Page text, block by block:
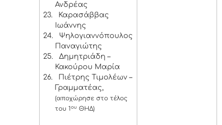
Ανδρέας
23.
Καρασάββας
Ιωάννης
24.
Ψηλογιαννόπουλος
Παναγιώτης
25.
Δημητριάδη –
Κακούρου Μαρία
26.
Πιέτρης Τιμολέων –
Γραμματέας,
(αποχώρησε στο τέλος
του 1 ουΘΗΔ)